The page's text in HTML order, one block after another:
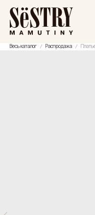
Весь каталог Распродажа